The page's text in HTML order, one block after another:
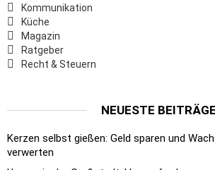
Kommunikation
Küche
Magazin
Ratgeber
Recht & Steuern
NEUESTE BEITRÄGE
Kerzen selbst gießen: Geld sparen und
verwerten